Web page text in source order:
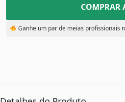
COMPRAR
Ganhe um par de meias profissionais